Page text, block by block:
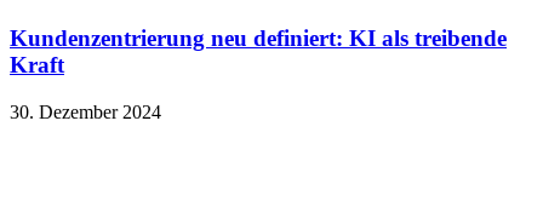
Kundenzentrierung neu definiert: KI als treibende
Kraft
30. Dezember 2024